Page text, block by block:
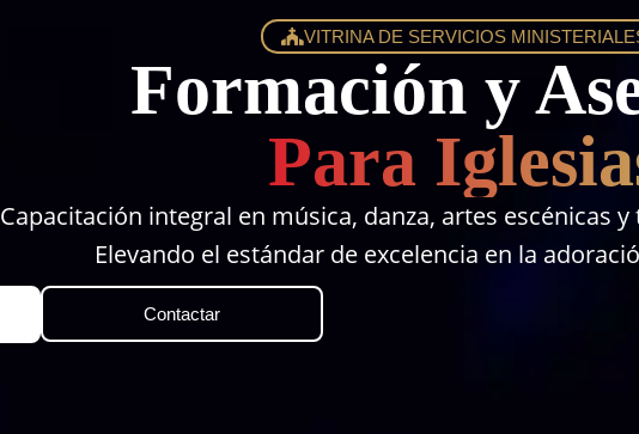
VITRINA DE SERVICIOS
Formación y
Para
Capacitación integral en música, danza, artes escénicas
Elevando el estándar de excelencia en la
Contactar